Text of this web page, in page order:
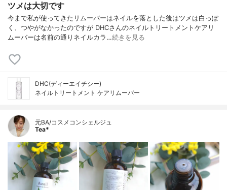
ツメは大切です
今まで私が使ってきたリムーバーはネイルを落とした後はツメは白っぽ
く、つやがなかったのですが DHCさんのネイルトリートメントケアリ
ムーバーは名前の通りネイルカラ…続きを見る
DHC(ディーエイチシー)
ネイルトリートメント ケアリムーバー
元BA/コスメコンシェルジュ
Tea*